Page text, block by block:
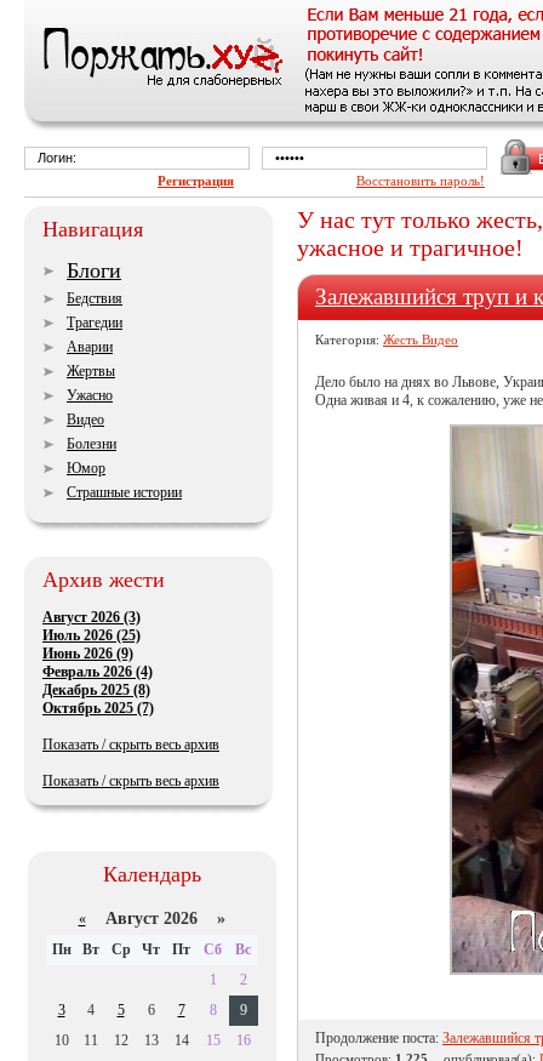
У нас тут только
ужасное и трагичное!
Залежавшийся труп и
Категория: Жесть Видео
Дело было на днях во Львове,
Одна живая и 4, к сожалению, уже
Продолжение поста: Залежавшийся
Навигация
Блоги
Бедствия
Трагедии
Аварии
Жертвы
Ужасно
Видео
Болезни
Юмор
Страшные истории
Архив жести
Август 2026 (3)
Июль 2026 (25)
Июнь 2026 (9)
Февраль 2026 (4)
Декабрь 2025 (8)
Октябрь 2025 (7)
Показать / скрыть весь архив
Показать / скрыть весь архив
Календарь
«Август 2026 »
Пн Вт Ср Чт Пт Сб
Вс
1
2
3
4 5 6 7 8
9
10
11 12 13 14 15
16
Регистрация Восстановить пароль!